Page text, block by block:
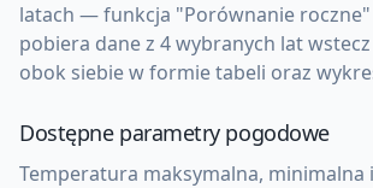
latach — funkcja "Porównanie
pobiera dane z 4 wybranych lat
obok siebie w formie tabeli oraz
Dostępne parametry pogodowe
Temperatura maksymalna, minimalna